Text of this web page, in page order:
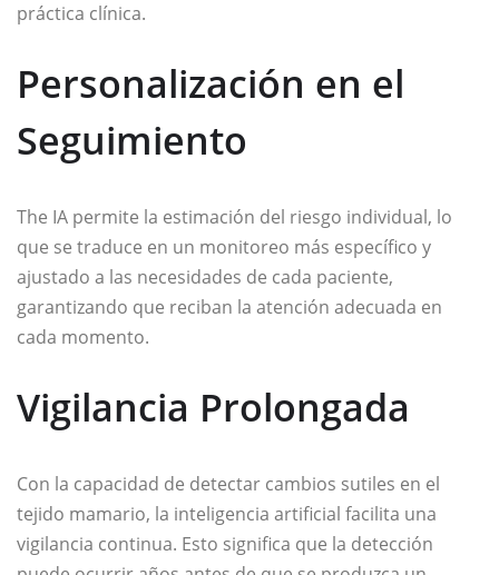
práctica clínica.
Personalización en el
Seguimiento
The IA permite la estimación del riesgo individual, lo
que se traduce en un monitoreo más específico y
ajustado a las necesidades de cada paciente,
garantizando que reciban la atención adecuada en
cada momento.
Vigilancia Prolongada
Con la capacidad de detectar cambios sutiles en el
tejido mamario, la inteligencia artificial facilita una
vigilancia continua. Esto significa que la detección